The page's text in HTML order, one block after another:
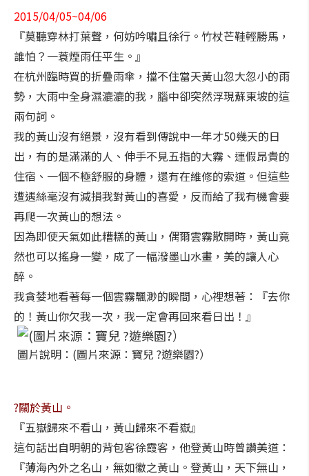
2015/04/05~04/06
『莫聽穿林打葉聲，何妨吟嘯且徐行。竹杖芒鞋輕勝馬，
誰怕？一蓑煙雨任平生。』
在杭州臨時買的折疊雨傘，擋不住當天黃山忽大忽小的雨
勢，大雨中全身濕漉漉的我，腦中卻突然浮現蘇東坡的這
兩句詞。
我的黃山沒有絕景，沒有看到傳說中一年才50幾天的日
出，有的是滿滿的人、伸手不見五指的大霧、連假昂貴的
住宿、一個不極舒服的身體，還有在維修的索道。但這些
遭遇絲毫沒有減損我對黃山的喜愛，反而給了我有機會要
再爬一次黃山的想法。
因為即使天氣如此糟糕的黃山，偶爾雲霧散開時，黃山竟
然也可以搖身一變，成了一幅潑墨山水畫，美的讓人心
醉。
我貪婪地看著每一個雲霧飄渺的瞬間，心裡想著：『去你
的！黃山你欠我一次，我一定會再回來看日出！』
圖片說明：(圖片來源：寶兒 ?遊樂園?）
?關於黃山。
『五嶽歸來不看山，黃山歸來不看嶽』
這句話出自明朝的背包客徐霞客，他登黃山時曾讚美道：
『薄海內外之名山，無如徽之黃山。登黃山，天下無山，